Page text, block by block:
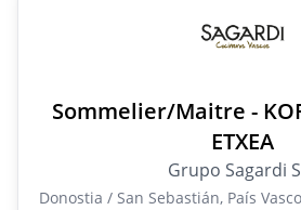
Sommelier/Maitre -
ETXEA
Grupo Sagardi
Donostia / San Sebastián, País